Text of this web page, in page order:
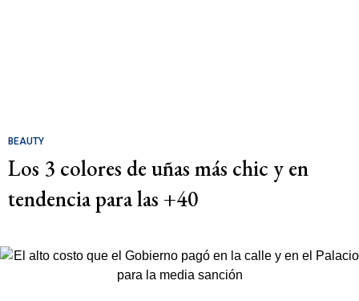
BEAUTY
Los 3 colores de uñas más chic y en
tendencia para las +40